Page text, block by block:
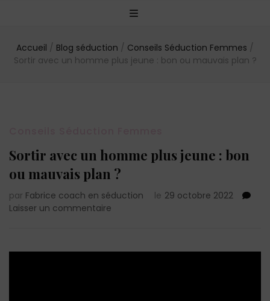
Accueil / Blog séduction / Conseils Séduction Femmes /
Sortir avec un homme plus jeune : bon ou mauvais plan ?
Sortir avec un homme plus jeune : bon
ou mauvais plan ?
par Fabrice coach en séduction le 29 octobre 2022
Laisser un commentaire